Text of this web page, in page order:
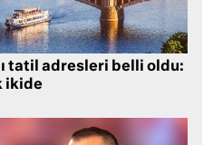
tatil adresleri belli oldu:
ikide